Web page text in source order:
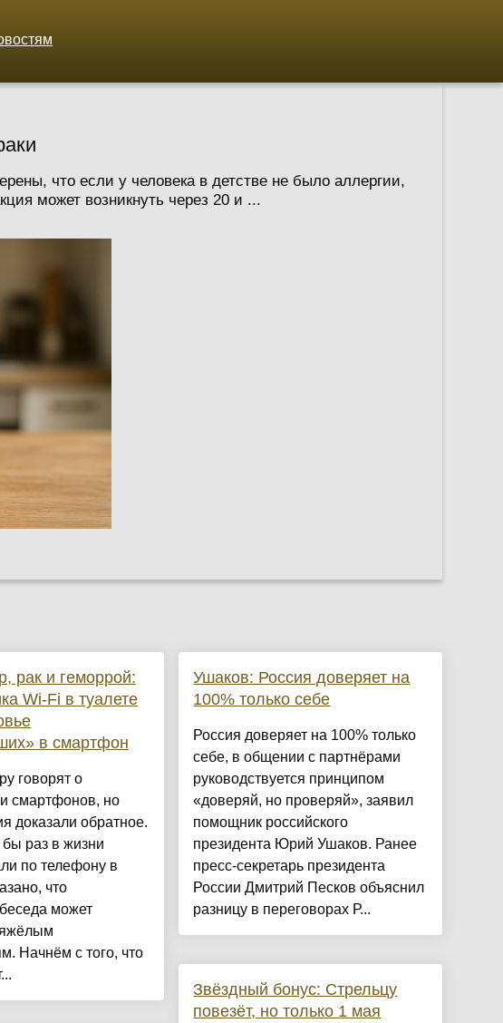
что если у человека в детстве не было аллергии,
может возникнуть через 20 и ...
рак и геморрой:
Wi-Fi в туалете
в смартфон
говорят о
смартфонов, но
доказали обратное.
бы раз в жизни
по телефону в
что
может
Начнём с того, что
Ушаков: Россия доверяет на
100% только себе
Россия доверяет на 100% только
себе, в общении с партнёрами
руководствуется принципом
«доверяй, но проверяй», заявил
помощник российского
президента Юрий Ушаков. Ранее
пресс-секретарь президента
России Дмитрий Песков объяснил
разницу в переговорах Р...
Звёздный бонус: Стрельцу
повезёт, но только 1 мая